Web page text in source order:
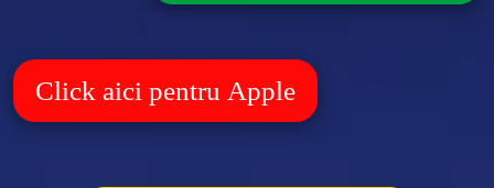
Click aici pentru Apple